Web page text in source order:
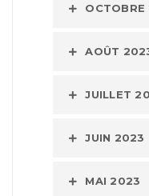
AOÛT
JUILLET
JUIN 2023
MAI 2023